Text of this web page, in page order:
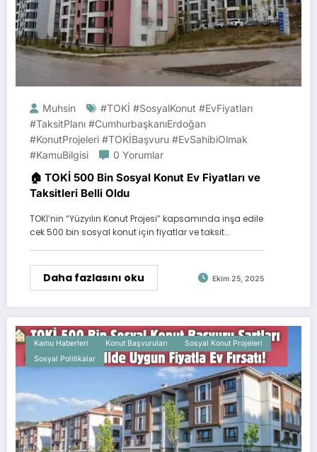
Muhsin
#TOKİ #SosyalKonut #EvFiyatları
#TaksitPlanı #CumhurbaşkanıErdoğan
#KonutProjeleri #TOKİBaşvuru #EvSahibiOlmak
#KamuBilgisi
0 Yorumlar
🏠 TOKİ 500 Bin Sosyal Konut Ev Fiyatları ve
Taksitleri Belli Oldu
TOKİ’nin “Yüzyılın Konut Projesi” kapsamında inşa edile
cek 500 bin sosyal konut için fiyatlar ve taksit…
Daha fazlasını oku Ekim 25, 2025
Kamu Haberleri Konut Başvuruları
Sosyal Konut Projeleri
Sosyal Politikalar